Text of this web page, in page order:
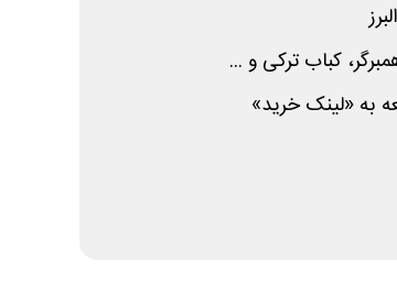
کباب ترکی و ...
به «لینک خرید»